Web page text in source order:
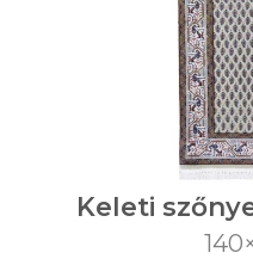
Keleti